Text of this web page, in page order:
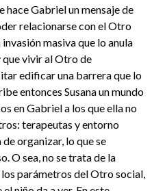
hace Gabriel un mensaje de
relacionarse con el Otro
masiva que lo anula
que vivir al Otro de
edificar una barrera que lo
entonces Susana un mundo
en Gabriel a los que ella no
terapeutas y entorno
organizar, lo que se
O sea, no se trata de la
parámetros del Otro social,